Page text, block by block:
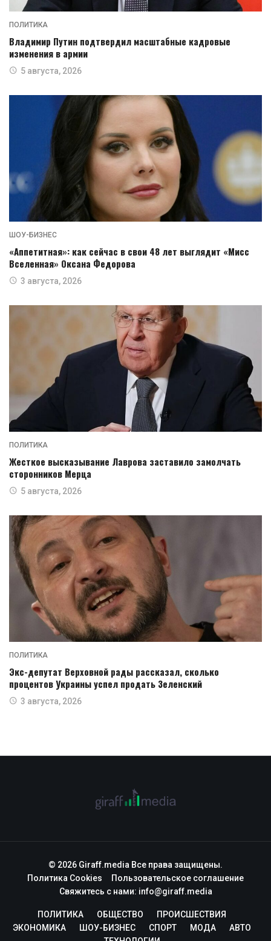
ПОЛИТИКА
Владимир Путин подтвердил масштабные кадровые
изменения в армии
5 августа, 2026
ШОУ-БИЗНЕС
«Аппетитная»: как сейчас в свои 48 лет выглядит «Мисс
Вселенная» Оксана Федорова
3 августа, 2026
ПОЛИТИКА
Жесткое высказывание Лаврова заставило замолчать
сторонников Мерца
5 августа, 2026
ПОЛИТИКА
Экс-депутат Верховной рады рассказал, сколько
процентов Украины успел продать Зеленский
3 августа, 2026
© 2026 Giraff.media Все права защищены.
Политика Cookies
Пользовательское соглашение
Свяжитесь с нами: info@giraff.media
ПОЛИТИКА ОБЩЕСТВО
ПРОИСШЕСТВИЯ
ЭКОНОМИКА
ШОУ-БИЗНЕС СПОРТ МОДА
АВТО